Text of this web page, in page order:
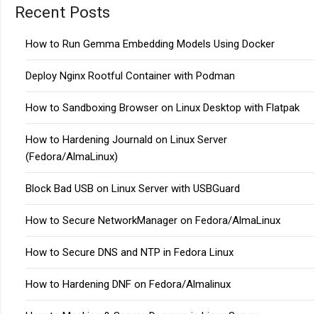
Recent Posts
How to Run Gemma Embedding Models Using Docker
Deploy Nginx Rootful Container with Podman
How to Sandboxing Browser on Linux Desktop with Flatpak
How to Hardening Journald on Linux Server
(Fedora/AlmaLinux)
Block Bad USB on Linux Server with USBGuard
How to Secure NetworkManager on Fedora/AlmaLinux
How to Secure DNS and NTP in Fedora Linux
How to Hardening DNF on Fedora/Almalinux